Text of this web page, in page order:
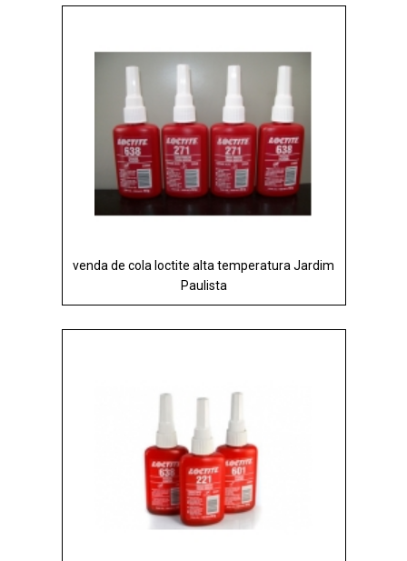
venda de cola loctite alta temperatura Jardim
Paulista